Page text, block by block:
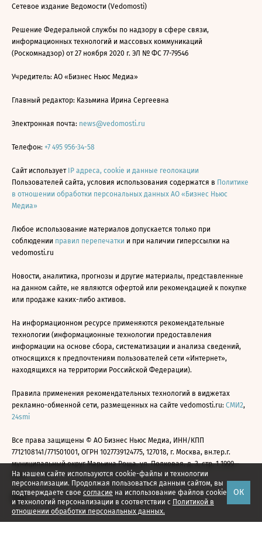
На нашем сайте используются cookie-файлы и технологии
персонализации. Продолжая пользоваться данным сайтом, вы
подтверждаете свое согласие на использование файлов cookie
и технологий персонализации в соответствии с Политикой в
отношении обработки персональных данных.
ОК
Сетевое издание Ведомости (Vedomosti)
Решение Федеральной службы по надзору в сфере связи,
информационных технологий и массовых коммуникаций
(Роскомнадзор) от 27 ноября 2020 г. ЭЛ № ФС 77-79546
Учредитель: АО «Бизнес Ньюс Медиа»
Главный редактор: Казьмина Ирина Сергеевна
Электронная почта: news@vedomosti.ru
Телефон: +7 495 956-34-58
Сайт использует IP адреса, cookie и данные геолокации
Пользователей сайта, условия использования содержатся в Политике
в отношении обработки персональных данных АО «Бизнес Ньюс
Медиа»
Любое использование материалов допускается только при
соблюдении правил перепечатки и при наличии гиперссылки на
vedomosti.ru
Новости, аналитика, прогнозы и другие материалы, представленные
на данном сайте, не являются офертой или рекомендацией к покупке
или продаже каких-либо активов.
На информационном ресурсе применяются рекомендательные
технологии (информационные технологии предоставления
информации на основе сбора, систематизации и анализа сведений,
относящихся к предпочтениям пользователей сети «Интернет»,
находящихся на территории Российской Федерации).
Правила применения рекомендательных технологий в виджетах
рекламно-обменной сети, размещенных на сайте vedomosti.ru: СМИ2,
24smi
Все права защищены © АО Бизнес Ньюс Медиа, ИНН/КПП
7712108141/771501001, ОГРН 1027739124775, 127018, г. Москва, вн.тер.г.
муниципальный округ Марьина Роща, ул. Полковая, д. 3, стр. 1 1999—
2026